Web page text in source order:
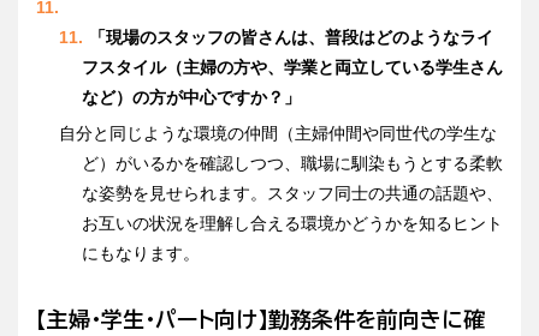
「現場のスタッフの皆さんは、普段はどのようなライ
フスタイル（主婦の方や、学業と両立している学生さん
など）の方が中心ですか？」
自分と同じような環境の仲間（主婦仲間や同世代の学生な
ど）がいるかを確認しつつ、職場に馴染もうとする柔軟
な姿勢を見せられます。スタッフ同士の共通の話題や、
お互いの状況を理解し合える環境かどうかを知るヒント
にもなります。
【主婦・学生・パート向け】勤務条件を前向きに確